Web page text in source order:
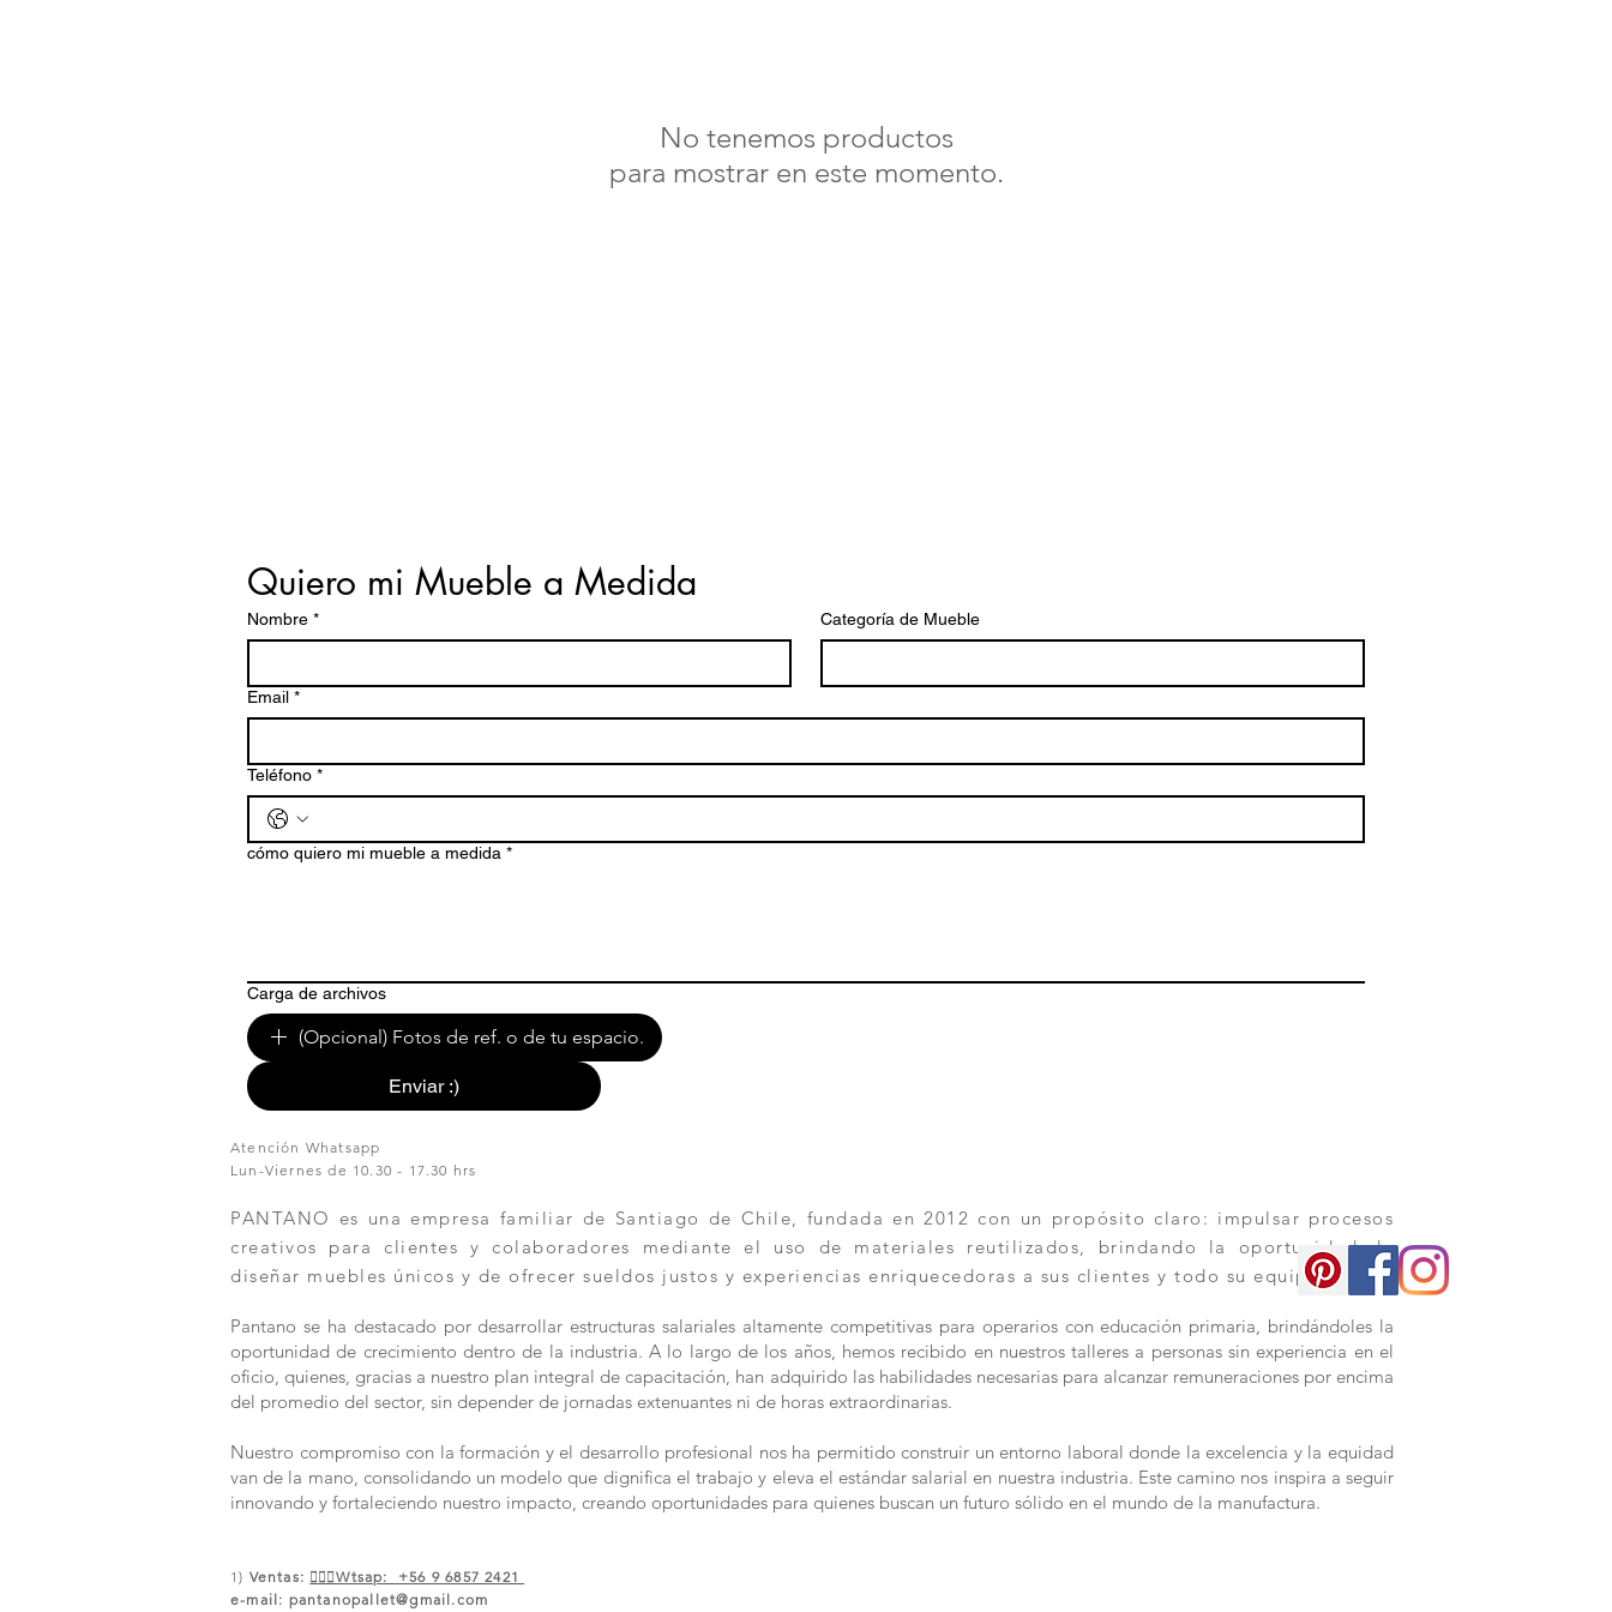
No tenemos productos
para mostrar en este momento.
Quiero mi Mueble a Medida
Nombre * Categoría de Mueble
Email *
Teléfono *
cómo quiero mi mueble a medida *
Carga de archivos
(Opcional) Fotos de ref. o de tu espacio.
Enviar :)
Atención Whatsapp
Lun-Viernes de 10.30 - 17.30 hrs
PANTANO es una empresa familiar de Santiago de Chile, fundada en 2012 con un propósito claro: impulsar procesos
creativos para clientes y colaboradores mediante el uso de materiales reutilizados, brindando la oportunidad de
diseñar muebles únicos y de ofrecer sueldos justos y experiencias enriquecedoras a sus clientes y todo su equipo.
Pantano se ha destacado por desarrollar estructuras salariales altamente competitivas para operarios con educación primaria, brindándoles la
oportunidad de crecimiento dentro de la industria. A lo largo de los años, hemos recibido en nuestros talleres a personas sin experiencia en el
oficio, quienes, gracias a nuestro plan integral de capacitación, han adquirido las habilidades necesarias para alcanzar remuneraciones por encima
del promedio del sector, sin depender de jornadas extenuantes ni de horas extraordinarias.
Nuestro compromiso con la formación y el desarrollo profesional nos ha permitido construir un entorno laboral donde la excelencia y la equidad
van de la mano, consolidando un modelo que dignifica el trabajo y eleva el estándar salarial en nuestra industria. Este camino nos inspira a seguir
innovando y fortaleciendo nuestro impacto, creando oportunidades para quienes buscan un futuro sólido en el mundo de la manufactura.
1) Ventas: 🙋🏼‍♀️Wtsap: +56 9 6857 2421
e-mail: pantanopallet@gmail.com